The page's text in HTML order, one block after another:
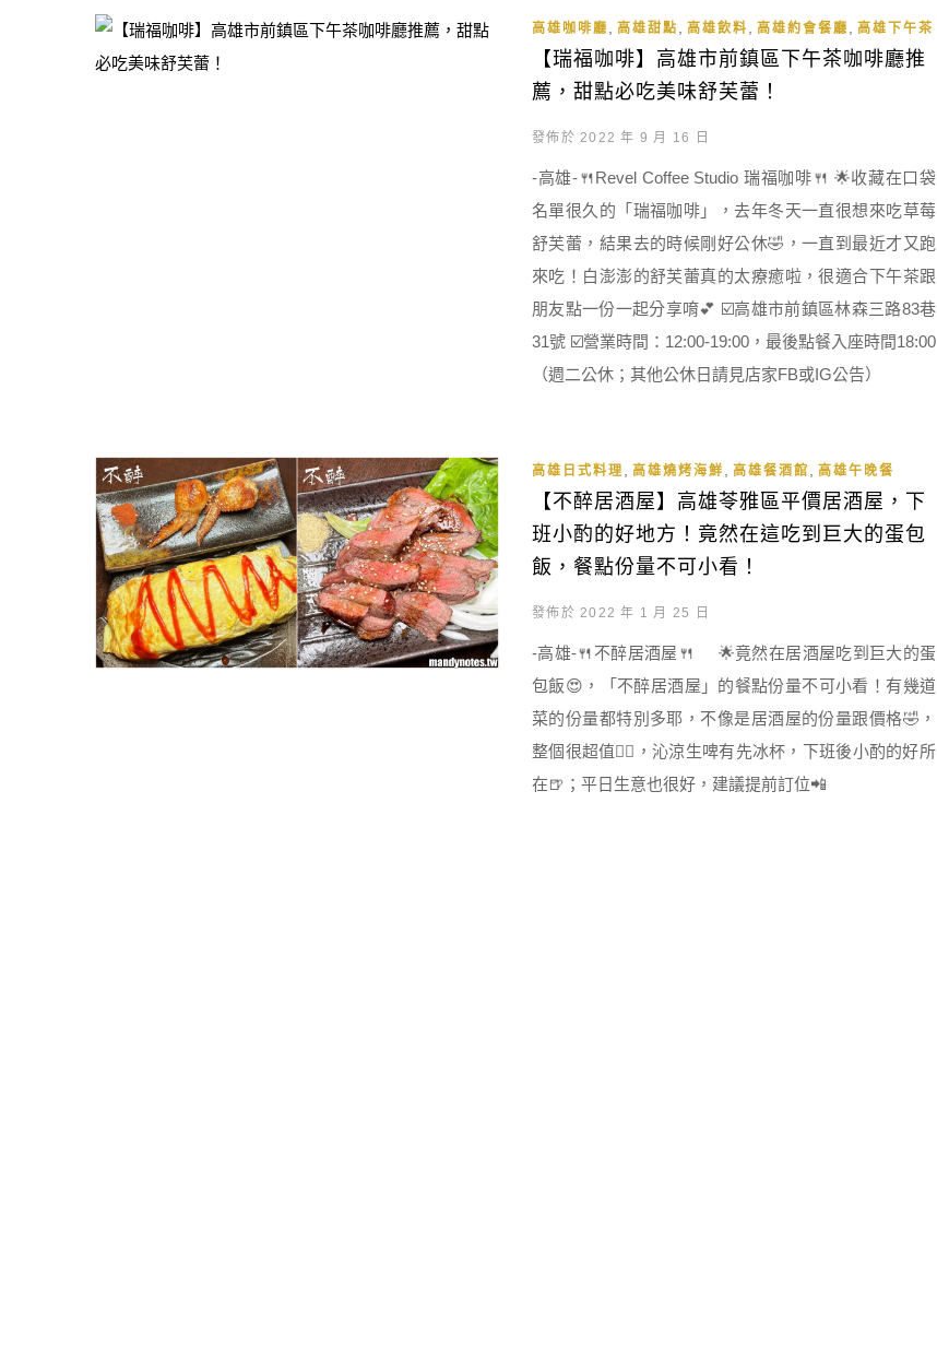
高雄咖啡廳 高雄甜點 高雄飲料 高雄約會餐廳 高雄下午茶
【瑞福咖啡】高雄市前鎮區下午茶咖啡廳推
薦，甜點必吃美味舒芙蕾！
發佈於 2022 年 9 月 16 日
-高雄-🍴Revel Coffee Studio 瑞福咖啡🍴 🌟收藏在口袋
名單很久的「瑞福咖啡」，去年冬天一直很想來吃草莓
舒芙蕾，結果去的時候剛好公休🤣，一直到最近才又跑
來吃！白澎澎的舒芙蕾真的太療癒啦，很適合下午茶跟
朋友點一份一起分享唷💕 ☑️高雄市前鎮區林森三路83巷
31號 ☑️營業時間：12:00-19:00，最後點餐入座時間18:00
（週二公休；其他公休日請見店家FB或IG公告）
高雄日式料理 高雄燒烤海鮮 高雄餐酒館 高雄午晚餐
【不醉居酒屋】高雄苓雅區平價居酒屋，下
班小酌的好地方！竟然在這吃到巨大的蛋包
飯，餐點份量不可小看！
發佈於 2022 年 1 月 25 日
-高雄-🍴不醉居酒屋🍴 🌟竟然在居酒屋吃到巨大的蛋
包飯😍，「不醉居酒屋」的餐點份量不可小看！有幾道
菜的份量都特別多耶，不像是居酒屋的份量跟價格🤣，
整個很超值👍🏻，沁涼生啤有先冰杯，下班後小酌的好所
在🍺；平日生意也很好，建議提前訂位📲